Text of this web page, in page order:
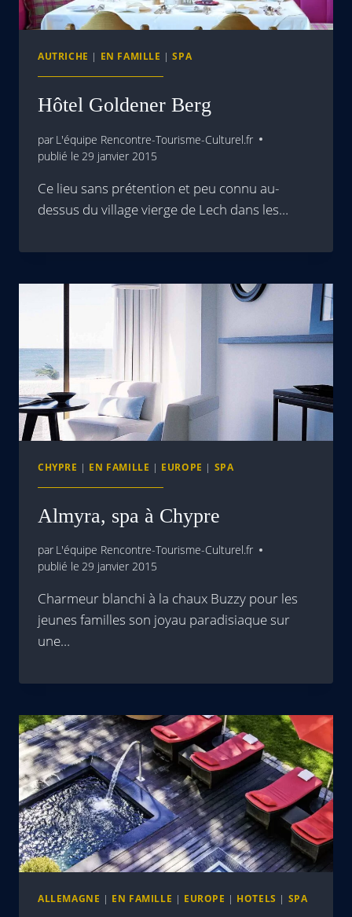
AUTRICHE | EN FAMILLE |SPA
Hôtel Goldener Berg
par L'équipe Rencontre-Tourisme-Culturel.fr
publié le 29 janvier 2015
Ce lieu sans prétention et peu connu au-
dessus du village vierge de Lech dans les…
CHYPRE | EN FAMILLE | EUROPE | SPA
Almyra, spa à Chypre
par L'équipe Rencontre-Tourisme-Culturel.fr
publié le 29 janvier 2015
Charmeur blanchi à la chaux Buzzy pour les
jeunes familles son joyau paradisiaque sur
une…
ALLEMAGNE | EN FAMILLE | EUROPE | HOTELS | SPA